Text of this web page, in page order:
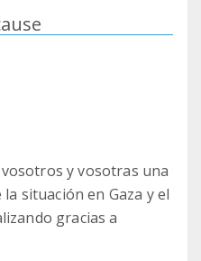
y vosotras una
situación en Gaza y el
gracias a